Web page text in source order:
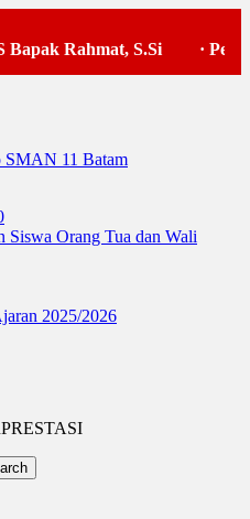
Rahmat, S.Si
SMAN 11 Batam
Siswa Orang Tua dan Wali
2025/2026